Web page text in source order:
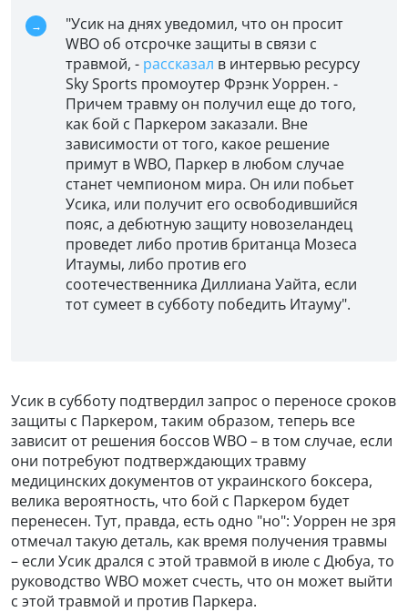
"Усик на днях уведомил, что он просит
WBO об отсрочке защиты в связи с
травмой, - рассказал в интервью ресурсу
Sky Sports промоутер Фрэнк Уоррен. -
Причем травму он получил еще до того,
как бой с Паркером заказали. Вне
зависимости от того, какое решение
примут в WBO, Паркер в любом случае
станет чемпионом мира. Он или побьет
Усика, или получит его освободившийся
пояс, а дебютную защиту новозеландец
проведет либо против британца Мозеса
Итаумы, либо против его
соотечественника Диллиана Уайта, если
тот сумеет в субботу победить Итауму".
Усик в субботу подтвердил запрос о переносе сроков
защиты с Паркером, таким образом, теперь все
зависит от решения боссов WBO – в том случае, если
они потребуют подтверждающих травму
медицинских документов от украинского боксера,
велика вероятность, что бой с Паркером будет
перенесен. Тут, правда, есть одно "но": Уоррен не зря
отмечал такую деталь, как время получения травмы
– если Усик дрался с этой травмой в июле с Дюбуа, то
руководство WBO может счесть, что он может выйти
с этой травмой и против Паркера.